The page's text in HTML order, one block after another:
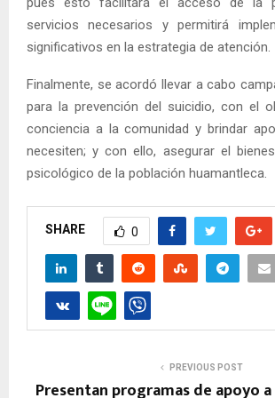
servicios necesarios y permitirá
significativos en la estrategia de atención.
Finalmente, se acordó llevar a cabo
para la prevención del suicidio, con el
conciencia a la comunidad y brindar
necesiten; y con ello, asegurar el
psicológico de la población huamantleca.
SHARE 0
PREVIOUS POST
Presentan programas de apoyo